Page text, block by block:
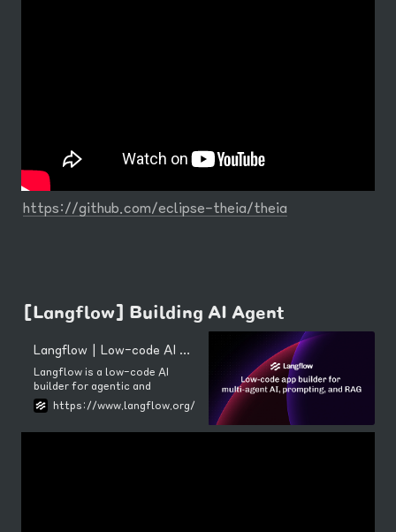
https://github.com/eclipse-theia/theia
[Langflow] Building AI Agent
Langflow | Low-code AI builder for agentic and RAG applications
Langflow is a low-code AI
builder for agentic and
retrieval-augmented
generation (RAG) apps. Code
https://www.langflow.org/